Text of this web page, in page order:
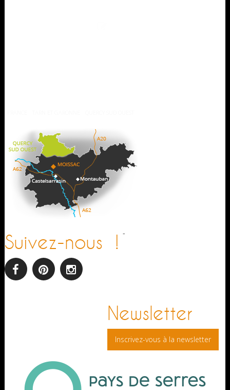
Suivez-nous !
Newsletter
Inscrivez-vous à la newsletter
-